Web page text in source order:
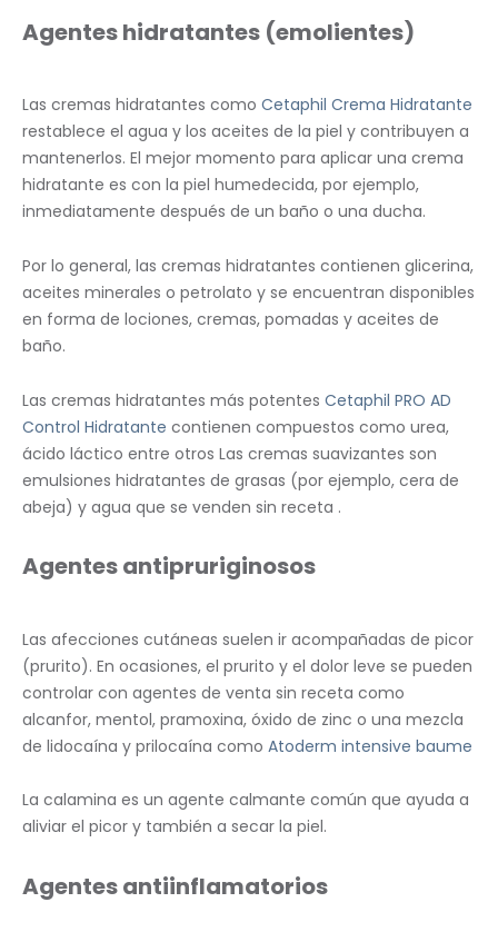
Agentes hidratantes (emolientes)
Las cremas hidratantes como Cetaphil Crema Hidratante
restablece el agua y los aceites de la piel y contribuyen a
mantenerlos. El mejor momento para aplicar una crema
hidratante es con la piel humedecida, por ejemplo,
inmediatamente después de un baño o una ducha.
Por lo general, las cremas hidratantes contienen glicerina,
aceites minerales o petrolato y se encuentran disponibles
en forma de lociones, cremas, pomadas y aceites de
baño.
Las cremas hidratantes más potentes Cetaphil PRO AD
Control Hidratante contienen compuestos como urea,
ácido láctico entre otros Las cremas suavizantes son
emulsiones hidratantes de grasas (por ejemplo, cera de
abeja) y agua que se venden sin receta .
Agentes antipruriginosos
Las afecciones cutáneas suelen ir acompañadas de picor
(prurito). En ocasiones, el prurito y el dolor leve se pueden
controlar con agentes de venta sin receta como
alcanfor, mentol, pramoxina, óxido de zinc o una mezcla
de lidocaína y prilocaína como Atoderm intensive baume
La calamina es un agente calmante común que ayuda a
aliviar el picor y también a secar la piel.
Agentes antiinflamatorios